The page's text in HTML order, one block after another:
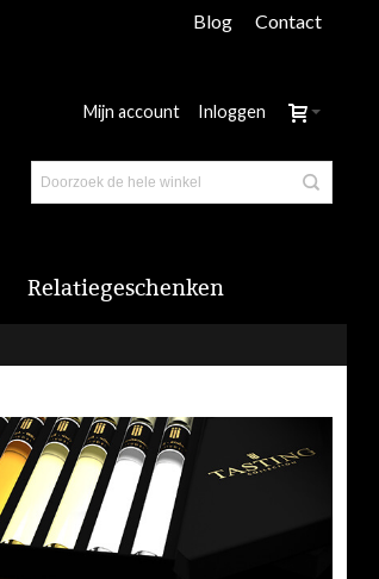
Blog Contact
Mijn account Inloggen
Relatiegeschenken